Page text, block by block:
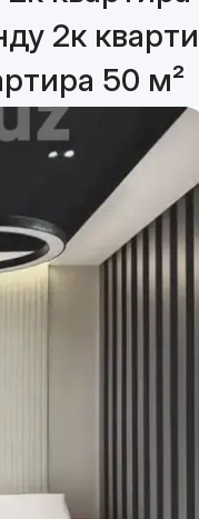
2к
50 м²